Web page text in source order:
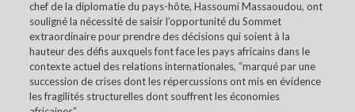
chef de la diplomatie du pays-hôte, Hassoumi Massaoudou, ont
souligné la nécessité de saisir l’opportunité du Sommet
extraordinaire pour prendre des décisions qui soient à la
hauteur des défis auxquels font face les pays africains dans le
contexte actuel des relations internationales, “marqué par une
succession de crises dont les répercussions ont mis en évidence
les fragilités structurelles dont souffrent les économies